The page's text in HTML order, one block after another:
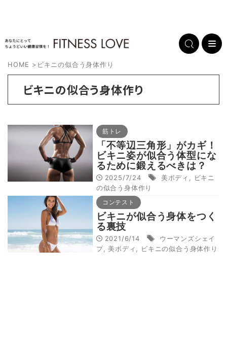
HOME > ビキニの似合う身体作り
ビキニの似合う身体作り
筋トレ
「不等辺三角形」がカギ！
ビキニ姿が似合う体型にな
るために鍛えるべきは？
2025/7/24 美ボディ
ビキニ
の似合う身体作り
コンテスト
ビキニが似合う身体をつく
る裏技
2021/6/14
ウーマンズシェイ
プ, 美ボディ ビキニの似合う身体作り